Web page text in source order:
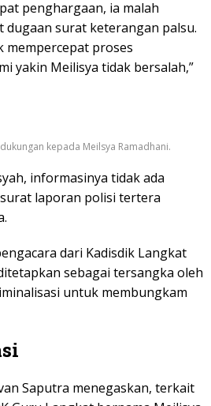
penghargaan, ia malah
surat keterangan palsu.
mempercepat proses
yakin Meilisya tidak bersalah,”
kepada Meilsya Ramadhani.
informasinya tidak ada
laporan polisi tertera
dari Kadisdik Langkat
sebagai tersangka oleh
untuk membungkam
Saputra menegaskan, terkait